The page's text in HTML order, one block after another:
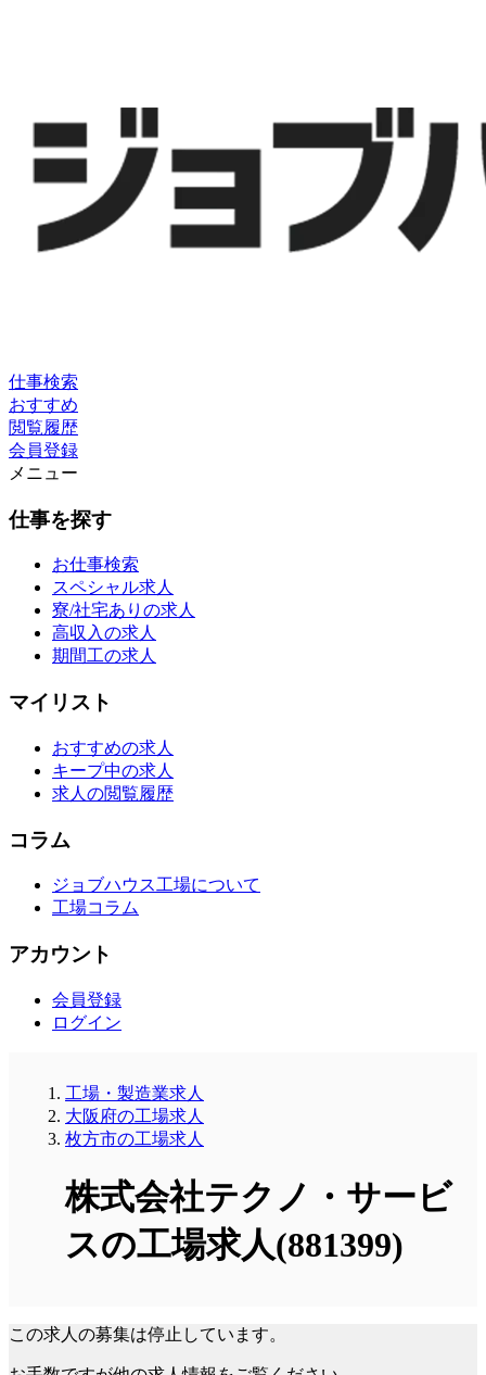
仕事検索
おすすめ
閲覧履歴
会員登録
メニュー
仕事を探す
お仕事検索
スペシャル求人
寮/社宅ありの求人
高収入の求人
期間工の求人
マイリスト
おすすめの求人
キープ中の求人
求人の閲覧履歴
コラム
ジョブハウス工場について
工場コラム
アカウント
会員登録
ログイン
工場・製造業求人
大阪府の工場求人
枚方市の工場求人
株式会社テクノ・サービ
スの工場求人(881399)
この求人の募集は停止しています。